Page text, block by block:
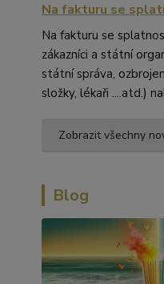
Na fakturu se
Na fakturu se
zákazníci a státní
státní správa,
složky, lékaři ....atd.)
Zobrazit všechny
Blog